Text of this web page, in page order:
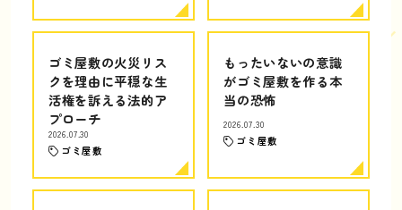
ゴミ屋敷の火災リス
クを理由に平穏な生
活権を訴える法的ア
プローチ
2026.07.30
ゴミ屋敷
もったいないの意識
がゴミ屋敷を作る本
当の恐怖
2026.07.30
ゴミ屋敷